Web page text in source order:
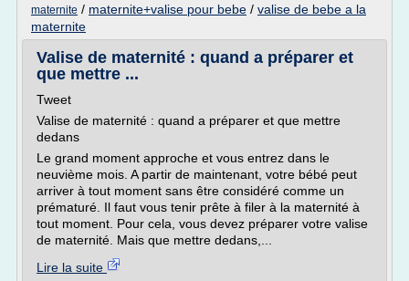
maternite / maternite+valise pour bebe / valise de bebe a la
maternite
Valise de maternité : quand a préparer et
que mettre ...
Tweet
Valise de maternité : quand a préparer et que mettre
dedans
Le grand moment approche et vous entrez dans le
neuvième mois. A partir de maintenant, votre bébé peut
arriver à tout moment sans être considéré comme un
prématuré. Il faut vous tenir prête à filer à la maternité à
tout moment. Pour cela, vous devez préparer votre valise
de maternité. Mais que mettre dedans,...
Lire la suite